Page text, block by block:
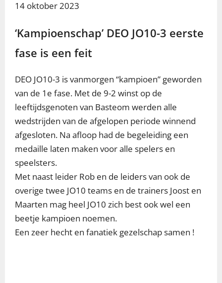
14 oktober 2023
‘Kampioenschap’ DEO JO10-3 eerste
fase is een feit
DEO JO10-3 is vanmorgen “kampioen” geworden
van de 1e fase. Met de 9-2 winst op de
leeftijdsgenoten van Basteom werden alle
wedstrijden van de afgelopen periode winnend
afgesloten. Na afloop had de begeleiding een
medaille laten maken voor alle spelers en
speelsters.
Met naast leider Rob en de leiders van ook de
overige twee JO10 teams en de trainers Joost en
Maarten mag heel JO10 zich best ook wel een
beetje kampioen noemen.
Een zeer hecht en fanatiek gezelschap samen !